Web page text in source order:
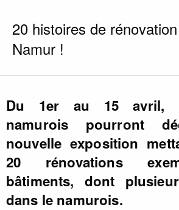
20 histoires de rénovation
Namur !
Du 1er au 15 avril,
namurois pourront
nouvelle exposition
20 rénovations
bâtiments, dont
dans le namurois.